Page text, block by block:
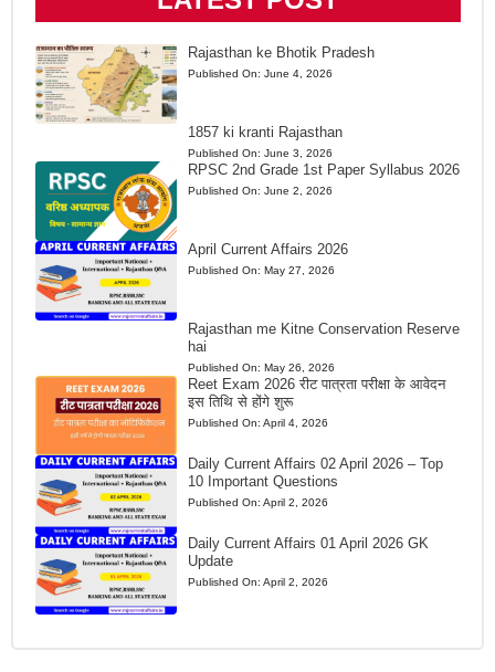
Rajasthan ke Bhotik Pradesh
Published On: June 4, 2026
1857 ki kranti Rajasthan
Published On: June 3, 2026
RPSC 2nd Grade 1st Paper Syllabus 2026
Published On: June 2, 2026
April Current Affairs 2026
Published On: May 27, 2026
Rajasthan me Kitne Conservation Reserve
hai
Published On: May 26, 2026
Reet Exam 2026 रीट पात्रता परीक्षा के आवेदन
इस तिथि से होंगे शुरू
Published On: April 4, 2026
Daily Current Affairs 02 April 2026 – Top
10 Important Questions
Published On: April 2, 2026
Daily Current Affairs 01 April 2026 GK
Update
Published On: April 2, 2026